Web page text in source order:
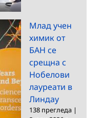
Млад учен
химик от
БАН се
срещна с
Нобелови
лауреати в
Линдау
138 прегледа |